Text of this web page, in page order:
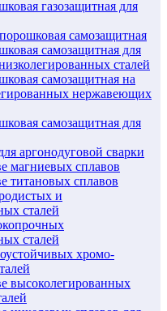
газозащитная для
самозащитная
самозащитная для
сталей
самозащитная на
нержавеющих
самозащитная для
аргонодуговой сварки
магниевых сплавов
титановых сплавов
и
сталей
сталей
хромо-
высоколегированных